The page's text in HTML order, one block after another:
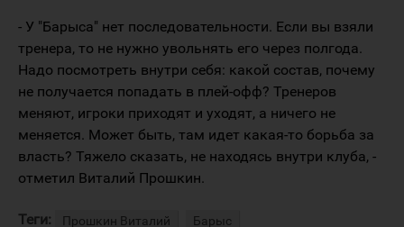
- У "Барыса" нет последовательности. Если вы взяли
тренера, то не нужно увольнять его через полгода.
Надо посмотреть внутри себя: какой состав, почему
не получается попадать в плей-офф? Тренеров
меняют, игроки приходят и уходят, а ничего не
меняется. Может быть, там идет какая-то борьба за
власть? Тяжело сказать, не находясь внутри клуба, -
отметил Виталий Прошкин.
Теги: Прошкин Виталий Барыс